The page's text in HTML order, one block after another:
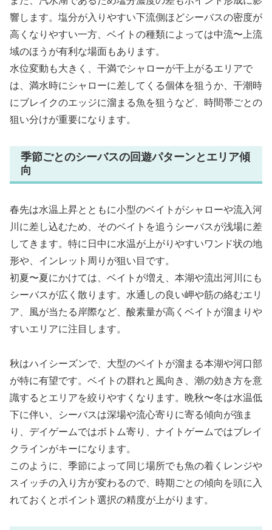
響します。塩分が入りやすい下流側ほどシーバスの密度が
高くなりやすい一方、ベイトの種類によっては中流〜上流
域のほうが有利な場面もあります。
水位変動も大きく、干満でシャローが干上がるエリアで
は、満水時にシャローに差してくる個体を狙うか、干潮時
にブレイクのエッジに溜まる魚を狙うなど、時間帯ごとの
狙い分けが重要になります。
季節ごとのシーバスの回遊パターンとエリア傾
向
春先は水温上昇とともに小型のベイトがシャローや流入河
川に差し込むため、そのベイトを追うシーバスが浅場に差
してきます。特に日中に水温が上がりやすいワンド状の地
形や、インレット周りが狙い目です。
初夏〜夏にかけては、ベイトが増え、本湖や流出河川にも
シーバスが広く散ります。水通しの良い岬や筋の絡むエリ
ア、風が当たる岸際など、酸素量が高くベイトが溜まりや
すいエリアに注目します。
秋はハイシーズンで、大型のベイトが溜まる本湖や河口部
が特に有望です。ベイトの群れと風向き、潮の効き方を意
識するとエリアを絞りやすくなります。晩秋〜冬は水温低
下に伴い、シーバスは深場や流心寄りに寄る傾向が強ま
り、デイゲームではボトム寄り、ナイトゲームではブレイ
クラインがキーになります。
このように、季節によって同じ場所でも魚の着くレンジや
スイッチの入り方が変わるので、時期ごとの傾向を頭に入
れておくとポイント選択の精度が上がります。